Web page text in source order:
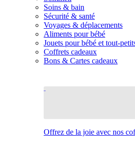
Soins & bain
Sécurité & santé
Voyages & déplacements
Aliments pour bébé
Jouets pour bébé et tout-
Coffrets cadeaux
Bons & Cartes cadeaux
Offrez de la joie avec nos